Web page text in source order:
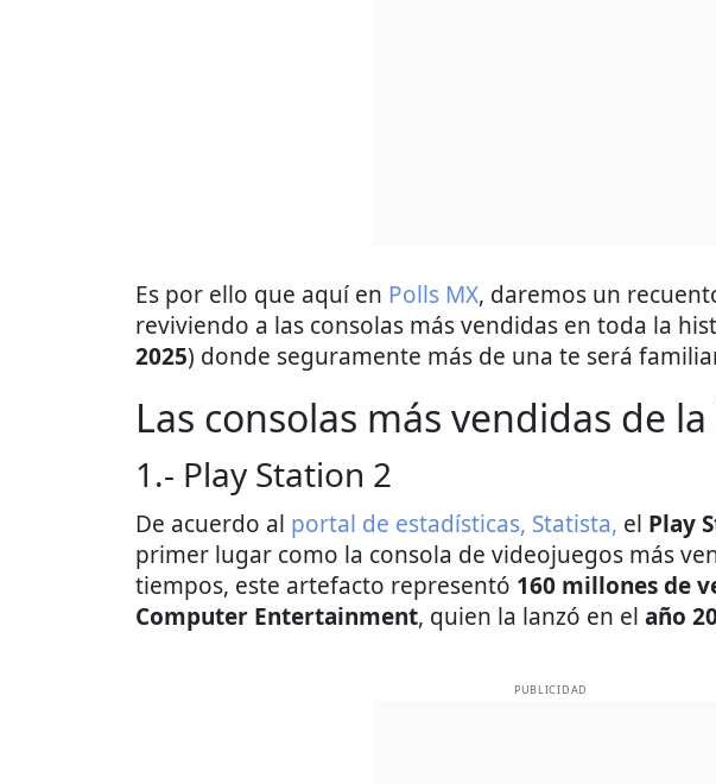
Es por ello que aquí en Polls MX, daremos un
reviviendo a las consolas más vendidas en toda la
2025) donde seguramente más de una te será
Las consolas más vendidas de
1.- Play Station 2
De acuerdo al portal de estadísticas, Statista, el Play
primer lugar como la consola de videojuegos más
tiempos, este artefacto representó 160 millones de
Computer Entertainment, quien la lanzó en el año
PUBLICIDAD